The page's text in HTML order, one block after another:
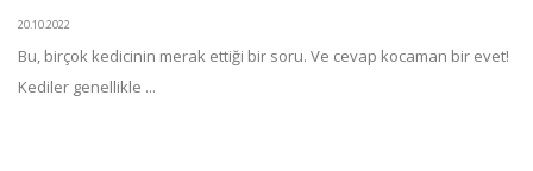
20.10.2022
Bu, birçok kedicinin merak ettiği bir soru. Ve cevap kocaman bir evet!
Kediler genellikle ...